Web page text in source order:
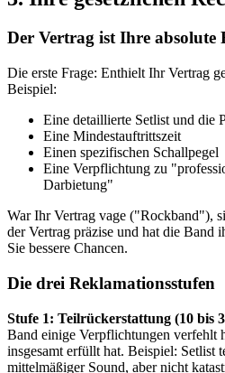
Der Vertrag ist Ihre absolute
Die erste Frage: Enthielt Ihr Vertrag
Beispiel:
Eine detaillierte Setlist und die
Eine Mindestauftrittszeit
Einen spezifischen Schallpegel
Eine Verpflichtung zu
Darbietung"
War Ihr Vertrag vage ("Rockband"),
der Vertrag präzise und hat die Band
Sie bessere Chancen.
Die drei Reklamationsstufen
Stufe 1: Teilrückerstattung (10 bis
Band einige Verpflichtungen verfehlt
insgesamt erfüllt hat. Beispiel: Setlist
mittelmäßiger Sound, aber nicht